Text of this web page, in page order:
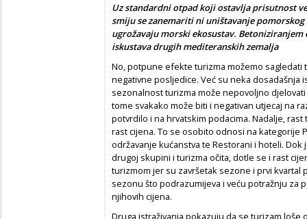
Uz standardni otpad koji ostavlja prisutnost
smiju se zanemariti ni uništavanje
ugrožavaju morski ekosustav.
iskustava drugih mediteranskih zemalja
No, potpune efekte turizma možemo sagledati
negativne posljedice. Već su neka dosadašnja
sezonalnost turizma može nepovoljno
tome svakako može biti i negativan utjecaj na
potvrdilo i na hrvatskim podacima. Nadalje,
rast cijena. To se osobito odnosi na kategorije
održavanje kućanstva te Restorani i hoteli.
drugoj skupini i turizma očita, dotle se i rast
turizmom jer su završetak sezone i prvi
sezonu što podrazumijeva i veću potražnju za
njihovih cijena.
Druga istraživanja pokazuju da se turizam loše